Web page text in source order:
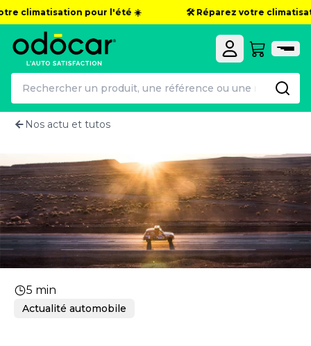
climatisation pour l'été ☀️ 🛠️ Réparez votre
Nos actu et tutos
5 min
Actualité automobile